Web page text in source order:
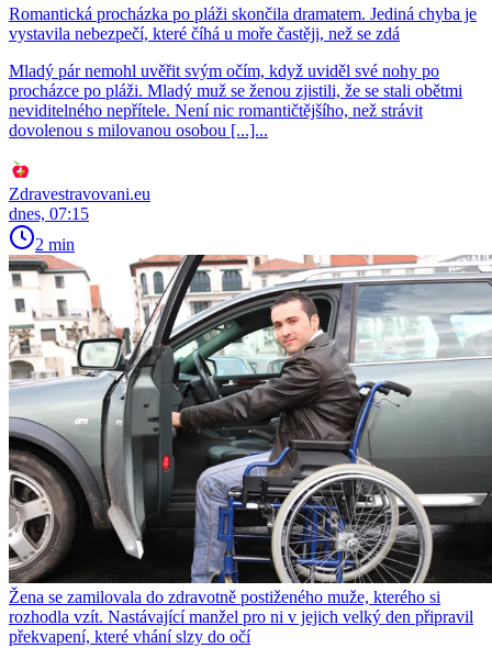
Romantická procházka po pláži skončila dramatem. Jediná chyba je
vystavila nebezpečí, které číhá u moře častěji, než se zdá
Mladý pár nemohl uvěřit svým očím, když uviděl své nohy po
procházce po pláži. Mladý muž se ženou zjistili, že se stali obětmi
neviditelného nepřítele. Není nic romantičtějšího, než strávit
dovolenou s milovanou osobou [...]...
Zdravestravovani.eu
dnes, 07:15
2 min
Žena se zamilovala do zdravotně postiženého muže, kterého si
rozhodla vzít. Nastávající manžel pro ni v jejich velký den připravil
překvapení, které vhání slzy do očí